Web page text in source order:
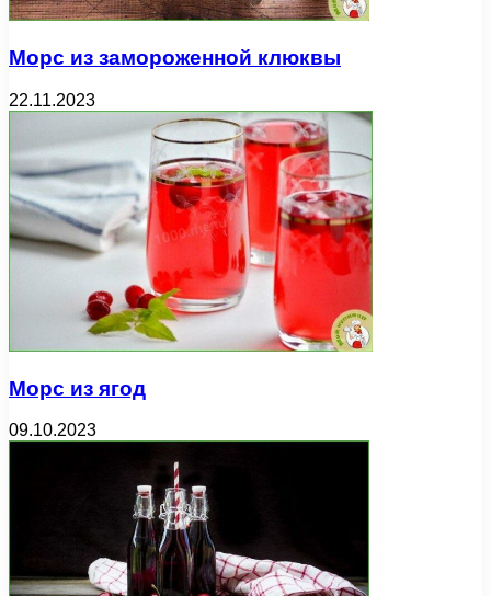
Морс из замороженной клюквы
22.11.2023
Морс из ягод
09.10.2023